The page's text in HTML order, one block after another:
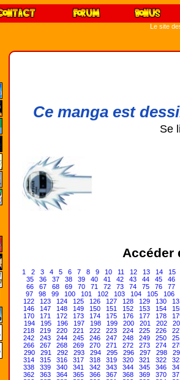
Le site
Ce manga est
Se
Accéder
1 2 3 4 5 6 7 8 9 10 11 12 13 14
15
35
36 37 38 39 40 41 42 43 44 45
46
66
67 68 69 70 71 72 73 74 75 76
77
97
98 99 100 101 102 103 104 105
106
122
123 124 125 126 127 128 129 130
146
147 148 149 150 151 152 153 154
170
171 172 173 174 175 176 177 178
194
195 196 197 198 199 200 201 202
218
219 220 221 222 223 224 225 226
242
243 244 245 246 247 248 249 250
266
267 268 269 270 271 272 273 274
290
291 292 293 294 295 296 297 298
314
315 316 317 318 319 320 321 322
338
339 340 341 342 343 344 345 346
362
363 364 365 366 367 368 369 370